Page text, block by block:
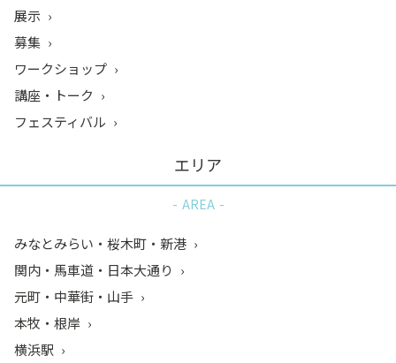
展示
募集
ワークショップ
講座・トーク
フェスティバル
エリア
AREA
みなとみらい・桜木町・新港
関内・馬車道・日本大通り
元町・中華街・山手
本牧・根岸
横浜駅